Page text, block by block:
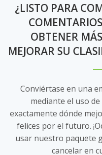
¿LISTO PARA
OBTENER
MEJORAR SU
Conviértase en una
mediante el uso
exactamente dónde
felices por el futuro.
usar nuestro paquete
cancelar en